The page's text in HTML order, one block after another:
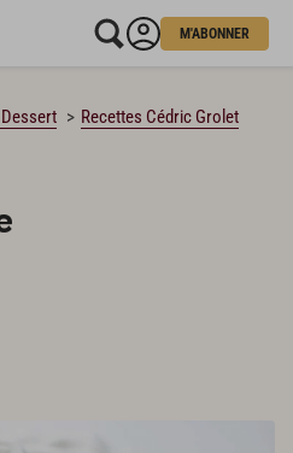
M'ABONNER
Recettes Cédric Grolet